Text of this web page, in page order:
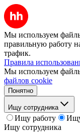
Мы используем
правильную работу
трафик.
Правила
Мы используем
файлов cookie
Понятно
Ищу сотрудника
Ищу работу
Ищу сотрудника